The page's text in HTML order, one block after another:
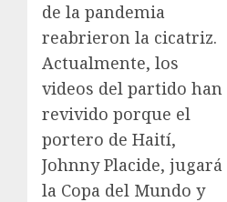
de la pandemia
reabrieron la cicatriz.
Actualmente, los
videos del partido han
revivido porque el
portero de Haití,
Johnny Placide, jugará
la Copa del Mundo y